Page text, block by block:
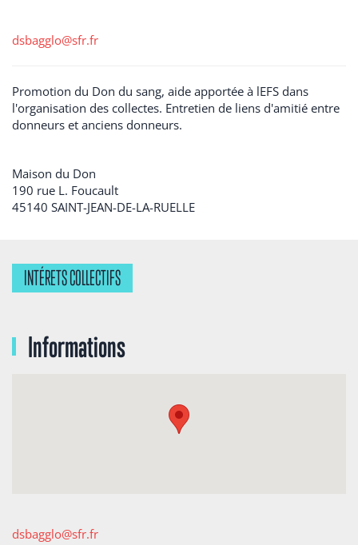
dsbagglo@sfr.fr
Promotion du Don du sang, aide apportée à lEFS dans
l'organisation des collectes. Entretien de liens d'amitié entre
donneurs et anciens donneurs.
Maison du Don
190 rue L. Foucault
45140 SAINT-JEAN-DE-LA-RUELLE
INTÉRETS COLLECTIFS
Informations
dsbagglo@sfr.fr